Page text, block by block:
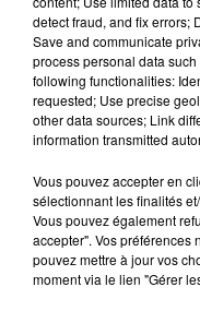
6 août
Les
detect fraud, and fix errors;
Save and communicate
process personal data
following functionalities:
requested; Use precise
other data sources; Link
information transmitted
Vous pouvez accepter en
sélectionnant les finalités
Vous pouvez également
accepter". Vos préférences
pouvez mettre à jour vos
moment via le lien "Gérer